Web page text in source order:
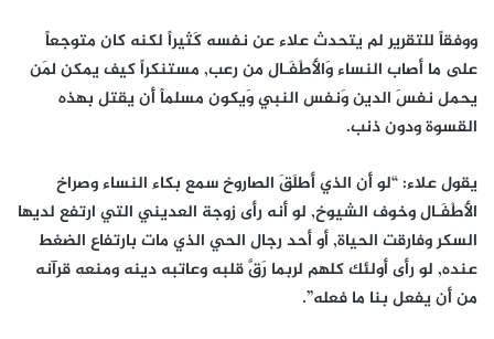
ووفقاً للتقرير لم يتحدث علاء عن نفسه كَثيراً لكنه كان متوجعاً
على ما أصاب النساء وَالأَطْفَـال من رعب, مستنكراً كيف يمكن لمَن
يحمل نفسَ الدين وَنفس النبي وَيكون مسلماً أَن يقتل بهذه
القسوة ودون ذنب.
يقول علاء: “لو أَن الذي أطلَقَ الصاروخ سمع بكاء النساء وصراخ
الأَطْفَـال وخوف الشيوخ, لو أنه رأى زوجة العديني التي ارتفع لديها
السكر وفارقت الحياة, أو أحد رجال الحي الذي مات بارتفاع الضغط
عنده, لو رأى أولئك كلهم لربما رَقَّ قلبه وعاتبه دينه ومنعه قرآنه
من أَن يفعل بنا ما فعله”.